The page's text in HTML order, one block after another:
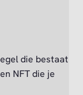
die bestaat
NFT die je